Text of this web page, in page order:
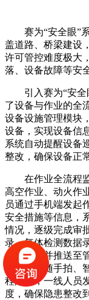
赛为“安全眼”
盖道路、桥梁建设
许可管控难度极大
落、设备故障等安
引入赛为“安
了设备与作业的全
设备设施管理模块
设备，实现设备信
系统自动提醒设备
整改，确保设备正
在作业全流程
高空作业、动火作
员通过手机端发起
安全措施等信息，
情况，逐级完成审
录、气体检测数据
发出预警并推送至
统的隐患随手拍
程闭环，一线人员
度，确保隐患整改